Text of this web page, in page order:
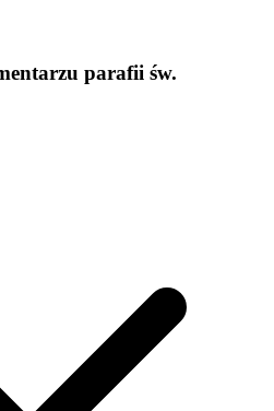
parafii św.